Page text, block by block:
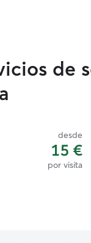
de
desde
15 €
por visita